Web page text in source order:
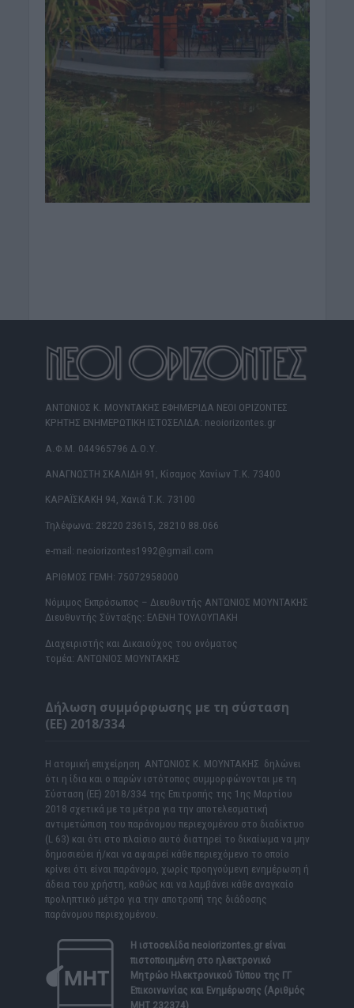
ΑΝΤΩΝΙΟΣ Κ. ΜΟΥΝΤΑΚΗΣ ΕΦΗΜΕΡΙΔΑ ΝΕΟΙ ΟΡΙΖΟΝΤΕΣ
ΚΡΗΤΗΣ ΕΝΗΜΕΡΩΤΙΚΗ ΙΣΤΟΣΕΛΙΔΑ: neoiorizontes.gr
Α.Φ.Μ. 044965796 Δ.Ο.Υ.
ΑΝΑΓΝΩΣΤΗ ΣΚΑΛΙΔΗ 91, Κίσαμος Χανίων Τ.Κ. 73400
ΚΑΡΑΪΣΚΑΚΗ 94, Χανιά Τ.Κ. 73100
Τηλέφωνα: 28220 23615, 28210 88.066
e-mail: neoiorizontes1992@gmail.com
ΑΡΙΘΜΟΣ ΓΕΜΗ: 75072958000
Νόμιμος Εκπρόσωπος – Διευθυντής ΑΝΤΩΝΙΟΣ ΜΟΥΝΤΑΚΗΣ
Διευθυντής Σύνταξης: ΕΛΕΝΗ ΤΟΥΛΟΥΠΑΚΗ
Διαχειριστής και Δικαιούχος του ονόματος
τομέα: ΑΝΤΩΝΙΟΣ ΜΟΥΝΤΑΚΗΣ
Δήλωση συμμόρφωσης με τη σύσταση
(ΕΕ) 2018/334
Η ατομική επιχείρηση ΑΝΤΩΝΙΟΣ Κ. ΜΟΥΝΤΑΚΗΣ δηλώνει
ότι η ίδια και ο παρών ιστότοπος συμμορφώνονται με τη
Σύσταση (ΕΕ) 2018/334 της Επιτροπής της 1ης Μαρτίου
2018 σχετικά με τα μέτρα για την αποτελεσματική
αντιμετώπιση του παράνομου περιεχομένου στο διαδίκτυο
(L 63) και ότι στο πλαίσιο αυτό διατηρεί το δικαίωμα να μην
δημοσιεύει ή/και να αφαιρεί κάθε περιεχόμενο το οποίο
κρίνει ότι είναι παράνομο, χωρίς προηγούμενη ενημέρωση ή
άδεια του χρήστη, καθώς και να λαμβάνει κάθε αναγκαίο
προληπτικό μέτρο για την αποτροπή της διάδοσης
παράνομου περιεχομένου.
Η ιστοσελίδα neoiorizontes.grείναι
πιστοποιημένη στο ηλεκτρονικό
Μητρώο Ηλεκτρονικού Τύπου της ΓΓ
Επικοινωνίας και Ενημέρωσης (Αριθμός
ΜΗΤ 232374)